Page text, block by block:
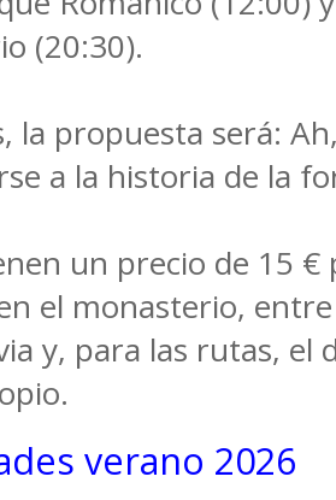
(20:30).
la propuesta será:
a la historia de la
un precio de 15 €
el monasterio,
y, para las rutas, el
verano 2026